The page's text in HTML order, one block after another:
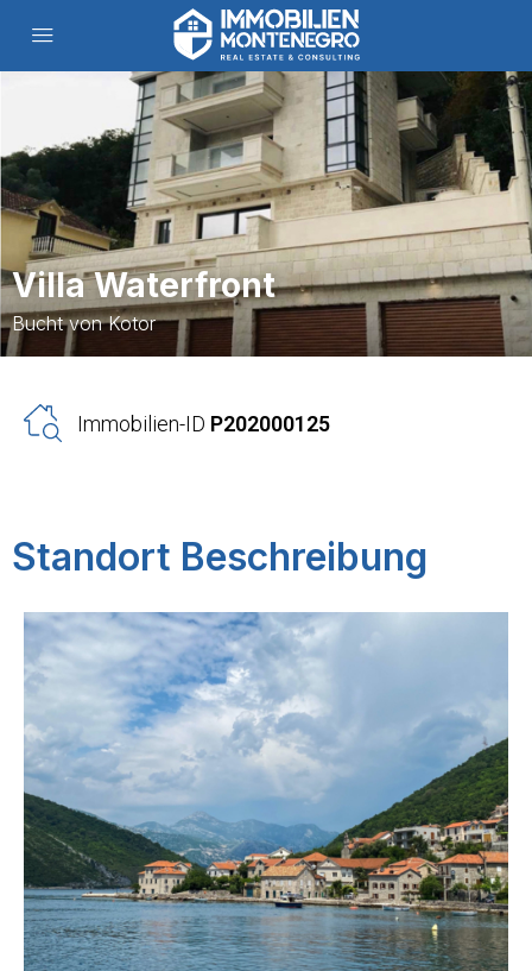
Villa Waterfront
Bucht von Kotor
Immobilien-ID P202000125
Standort Beschreibung